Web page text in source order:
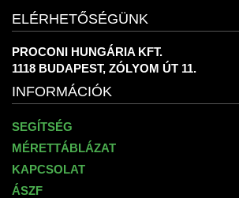
ELÉRHETŐSÉGÜNK
PROCONI HUNGÁRIA KFT.
1118 BUDAPEST, ZÓLYOM ÚT 11.
INFORMÁCIÓK
SEGÍTSÉG
MÉRETTÁBLÁZAT
KAPCSOLAT
ÁSZF